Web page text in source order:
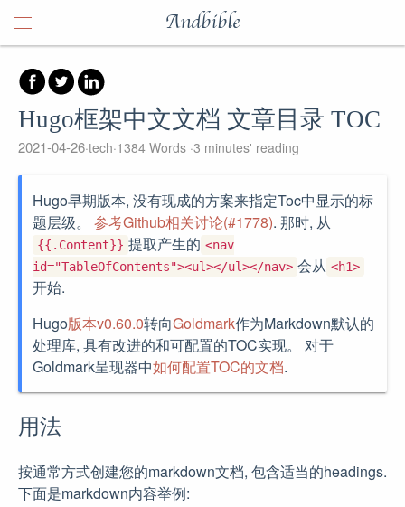
Andbible
Hugo框架中文文档 文章目录 TOC
2021-04-26 tech 1384 Words 3 minutes' reading
Hugo早期版本, 没有现成的方案来指定Toc中显示的标
题层级。 参考Github相关讨论(#1778). 那时, 从
{{.Content}} 提取产生的 <nav
id="TableOfContents"><ul></ul></nav> 会从 <h1>
开始.
Hugo版本v0.60.0转向Goldmark作为Markdown默认的
处理库, 具有改进的和可配置的TOC实现。 对于
Goldmark呈现器中如何配置TOC的文档.
用法
按通常方式创建您的markdown文档, 包含适当的headings.
下面是markdown内容举例: